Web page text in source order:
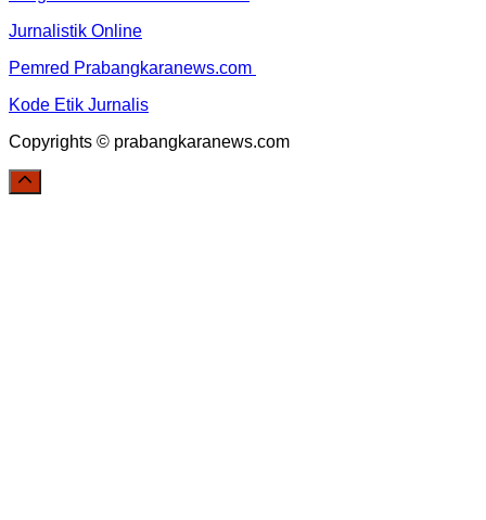
Jurnalistik Online
Pemred Prabangkaranews.com
Kode Etik Jurnalis
Copyrights © prabangkaranews.com